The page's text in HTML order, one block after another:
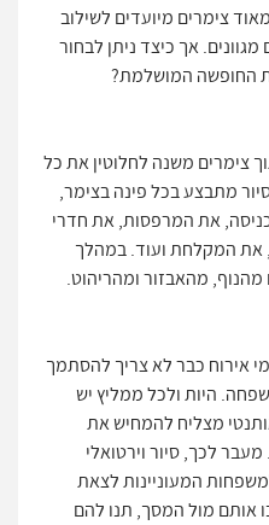
צימרים מיועדים לשילוב
מגוונים. אך כיצד ניתן לבחור
החופשה המושלמת?
360 מעלות בתוך צימרים משנה לחלוטין את כל
מתבצע בכל פינה בצימר,
את המרפסות, את חדרי
את המקלחת ועוד. במהלך
מהאבזור ומהריהוט.
אירוח כבר לא צריך להסתמך
היות ולכל ממליץ יש
מצליח להמחיש את
לכך, סיור וירטואלי
המעוניינות לצאת
אותם מול המסך, תנו להם